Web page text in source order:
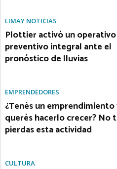
LIMAY NOTICIAS
Plottier activó un operativo
preventivo integral ante el
pronóstico de lluvias
EMPRENDEDORES
¿Tenés un emprendimiento
querés hacerlo crecer? No
pierdas esta actividad
CULTURA